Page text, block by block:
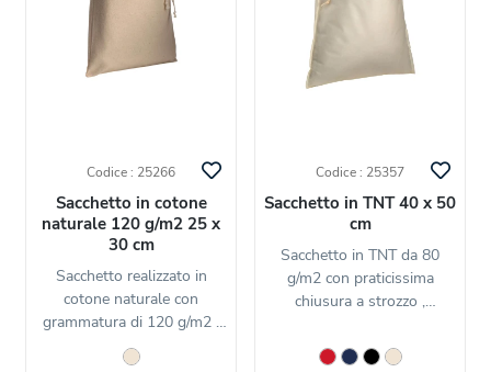
Codice : 25266
Sacchetto in cotone
naturale 120 g/m2 25 x
30 cm
Sacchetto realizzato in
cotone naturale con
grammatura di 120 g/m2 ,
dotato...
Codice : 25357
Sacchetto in TNT 40 x 50
cm
Sacchetto in TNT da 80
g/m2 con praticissima
chiusura a strozzo ,